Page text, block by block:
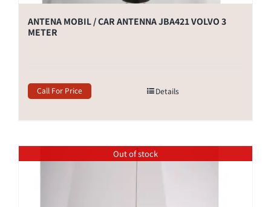
ANTENA MOBIL / CAR ANTENNA JBA421 VOLVO 3
METER
Call For Price Details
Out of stock